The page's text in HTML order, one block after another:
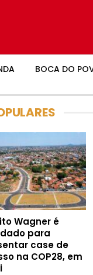
BOCA DO
Wagner é
para
case de
na COP28, em